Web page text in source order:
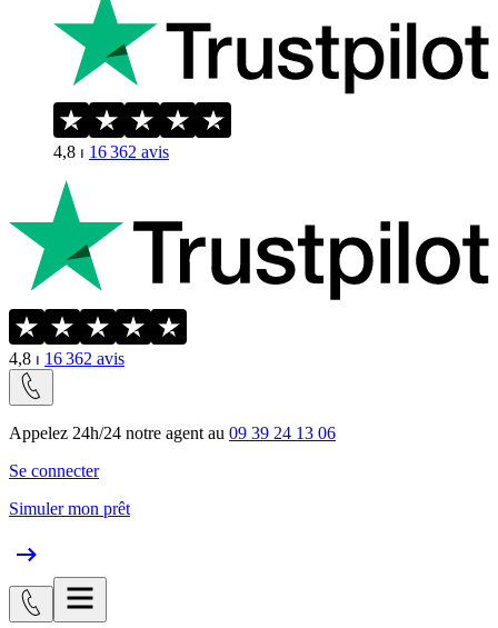
4,8 ⏐ 16 362 avis
4,8 ⏐ 16 362 avis
Appelez 24h/24 notre agent au 09 39 24 13 06
Se connecter
Simuler mon prêt